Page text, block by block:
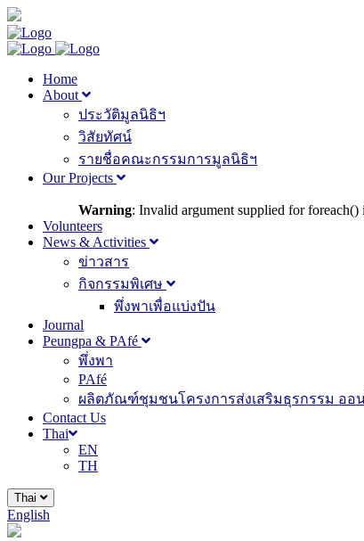
Home
About
ประวัติมูลนิธิฯ
วิสัยทัศน์
รายชื่อคณะกรรมการมูลนิธิฯ
Our Projects
Warning: Invalid argument supplied for foreach()
Volunteers
News & Activities
ข่าวสาร
กิจกรรมพิเศษ
พึ่งพาเพื่อแบ่งปัน
Journal
Peungpa & PAfé
พึ่งพา
PAfé
ผลิตภัณฑ์ชุมชนโครงการส่งเสริมธุรกรรม ออ
Contact Us
Thai
EN
TH
Thai
English